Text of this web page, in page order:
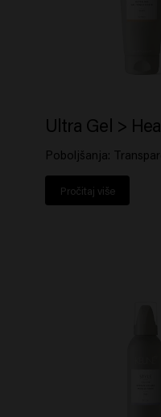
Ultra Gel >
Poboljšanja:
Pročitaj više